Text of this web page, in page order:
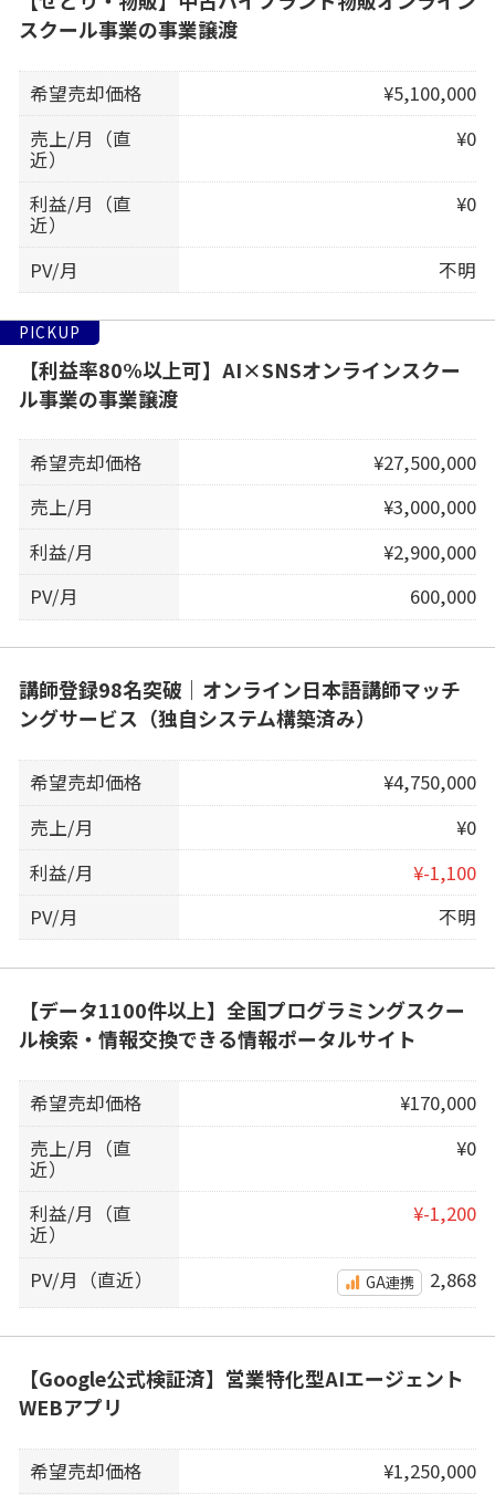
スクール事業の事業譲渡
希望売却価格
¥5,100,000
売上/月（直
近）
¥0
利益/月（直
近）
¥0
PV/月 不明
PICKUP
【利益率80%以上可】AI×SNSオンラインスクー
ル事業の事業譲渡
希望売却価格
¥27,500,000
売上/月
¥3,000,000
利益/月
¥2,900,000
PV/月
600,000
講師登録98名突破｜オンライン日本語講師マッチ
ングサービス（独自システム構築済み）
希望売却価格
¥4,750,000
売上/月
¥0
利益/月
¥-1,100
PV/月
不明
【データ1100件以上】全国プログラミングスクー
ル検索・情報交換できる情報ポータルサイト
希望売却価格
¥170,000
売上/月（直
近）
¥0
利益/月（直
近）
¥-1,200
PV/月（直近） GA連携 2,868
【Google公式検証済】営業特化型AIエージェント
WEBアプリ
希望売却価格
¥1,250,000